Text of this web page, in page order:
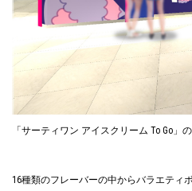
「サーティワン アイスクリーム To Go」
16種類のフレーバーの中からバラエティ